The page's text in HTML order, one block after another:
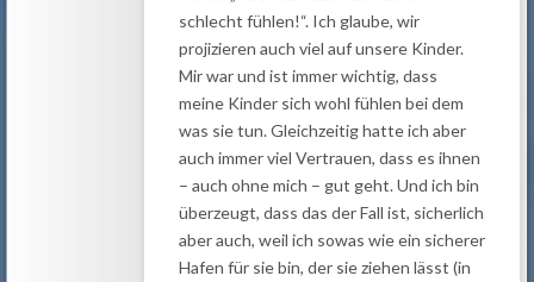
schlecht fühlen!“. Ich glaube, wir
projizieren auch viel auf unsere Kinder.
Mir war und ist immer wichtig, dass
meine Kinder sich wohl fühlen bei dem
was sie tun. Gleichzeitig hatte ich aber
auch immer viel Vertrauen, dass es ihnen
– auch ohne mich – gut geht. Und ich bin
überzeugt, dass das der Fall ist, sicherlich
aber auch, weil ich sowas wie ein sicherer
Hafen für sie bin, der sie ziehen lässt (in